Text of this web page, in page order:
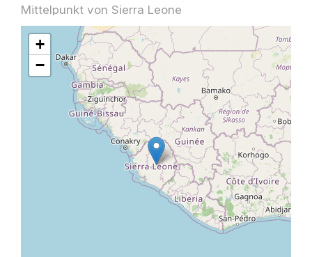
Mittelpunkt von Sierra Leone
+
−